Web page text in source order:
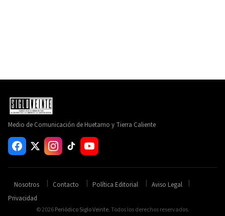
Medio de Comunicación de Huetamo y Tierra Caliente
Nosotros Contacto Política Editorial
Aviso Legal
Privacidad
© 2026Periódico Siglo Veinte. Todos los derechos reservados.